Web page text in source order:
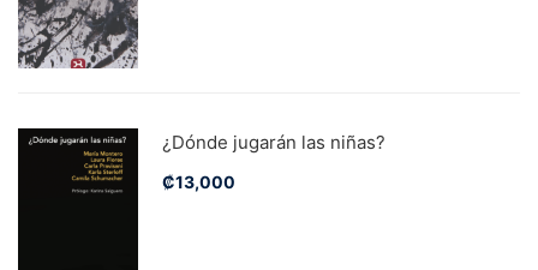
¿Dónde jugarán las niñas?
₡13,000